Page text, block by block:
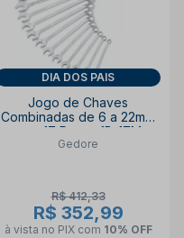
DIA DOS PAIS
Jogo de Chaves
Combinadas de 6 a 22mm
com 17 Peças 1B-17M
GEDORE
Gedore
R$ 412,33
R$ 352,99
à vista no PIX com 10% OFF